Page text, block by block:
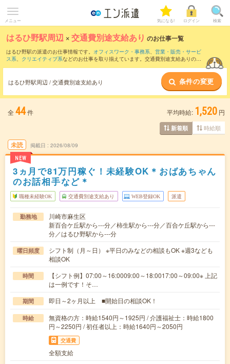
メニュー 気になる! ログイン 検索
はるひ野駅周辺 ×交通費別途支給あり のお仕事一覧
はるひ野駅の派遣のお仕事情報です。 オフィスワーク・事務系、 営業・販売・サービ
ス系、 クリエイティブ系などのお仕事を取り揃えています。交通費別途支給ありの条
はるひ野駅周辺 / 交通費別途支給あり 条件の変更
全 44件 平均時給: 1,520 円
新着順 時給順
未読
NEW
掲載日 2026/08/09
3ヵ月で81万円稼ぐ！未経験OK＊おばあちゃん
のお話相手など＊
職種未経験OK 交通費別途支給あり WEB登録OK 派遣
勤務地
川崎市麻生区
新百合ケ丘駅から---分／柿生駅から---分／百合ケ丘駅から---
分／はるひ野駅から---分
曜日頻度
シフト制（月～日） ※平日のみなどの相談もOK ※週3なども
相談OK
時間
【シフト例】07:00～16:0009:00～18:0017:00～09:00※ 上記
は一例です！そ…
期間 即日～2ヶ月以上 ■開始日の相談OK！
時給
無資格の方：時給1540円～1925円 / 介護福祉士：時給1800
円～2250円 / 初任者以上：時給1640円～2050円
交通費
全額支給